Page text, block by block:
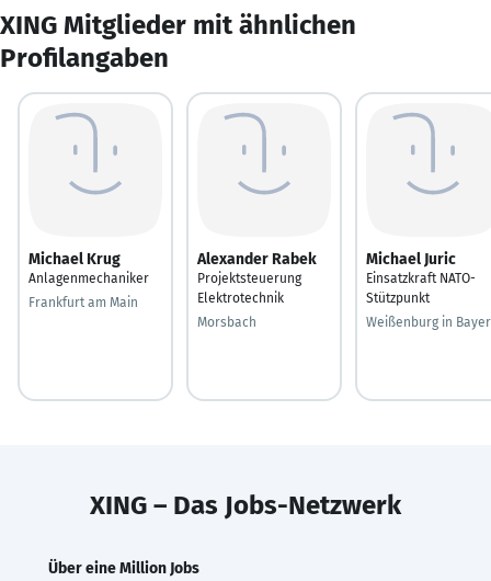
XING Mitglieder mit ähnlichen
Profilangaben
Michael Krug
Anlagenmechaniker
Frankfurt am Main
Alexander Rabek
Projektsteuerung
Elektrotechnik
Morsbach
Michael Juric
Einsatzkraft NATO-
Stützpunkt
Weißenburg in
XING – Das Jobs-Netzwerk
Über eine Million Jobs